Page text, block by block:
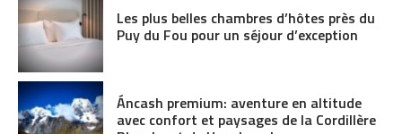
Les plus belles chambres d’hôtes près du
Puy du Fou pour un séjour d’exception
Áncash premium: aventure en altitude
avec confort et paysages de la Cordillère